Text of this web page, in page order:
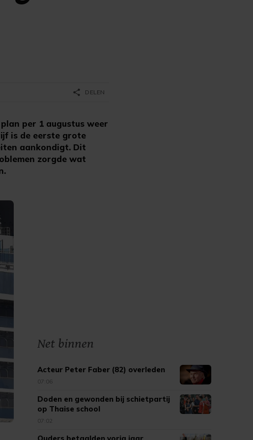
plan per 1 augustus weer
is de eerste grote
aankondigt. Dit
zorgde wat
share DELEN
Net binnen
Acteur Peter Faber (82) overleden
07:06
Doden en gewonden bij schietpartij
op Thaise school
07:02